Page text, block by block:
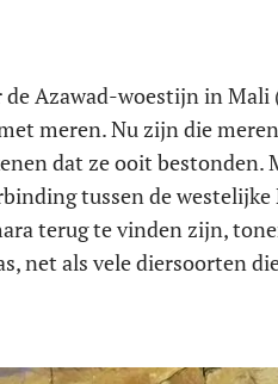
Azawad-woestijn in Mali
meren. Nu zijn die meren
dat ze ooit bestonden.
tussen de westelijke
terug te vinden zijn,
net als vele diersoorten